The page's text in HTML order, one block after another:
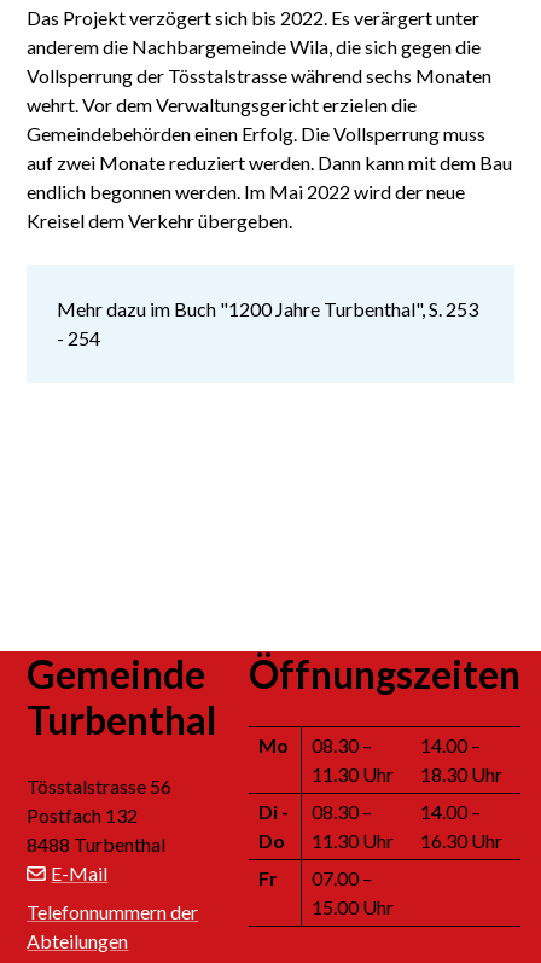
Das Projekt verzögert sich bis 2022. Es verärgert unter
anderem die Nachbargemeinde Wila, die sich gegen die
Vollsperrung der Tösstalstrasse während sechs Monaten
wehrt. Vor dem Verwaltungsgericht erzielen die
Gemeindebehörden einen Erfolg. Die Vollsperrung muss
auf zwei Monate reduziert werden. Dann kann mit dem Bau
endlich begonnen werden. Im Mai 2022 wird der neue
Kreisel dem Verkehr übergeben.
Mehr dazu im Buch "1200 Jahre Turbenthal", S. 253
- 254
Footer
Gemeinde
Turbenthal
Tösstalstrasse 56
Postfach 132
8488 Turbenthal
E-Mail
Telefonnummern der
Abteilungen
Öffnungszeiten
Mo
08.30 –
11.30 Uhr
14.00 –
18.30 Uhr
Di -
Do
08.30 –
11.30 Uhr
14.00 –
16.30 Uhr
Fr
07.00 –
15.00 Uhr